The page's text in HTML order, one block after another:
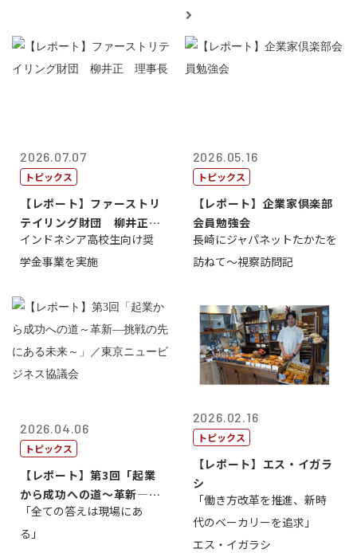
2026.07.07
トピックス
【レポート】ファーストリ
テイリング財団 柳井正
理事長
インドネシア高校生向け奨
学金事業を実施
2026.05.16
トピックス
【レポート】企業家倶楽部
会員勉強会
長崎にジャパネットたかたを
訪ねて～視察訪問記
2026.04.06
トピックス
【レポート】第3回「起業
から成功への道～革新―挑
戦の先にある...
「全ての答えは現場にあ
る」
2026.02.16
トピックス
【レポート】エス・イガラ
シ
「働き方改革を推進、新時
代のベーカリーを追求」
エス・イガラシ